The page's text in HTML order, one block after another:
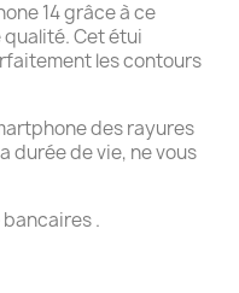
14 grâce à ce
Cet étui
les contours
des rayures
durée de vie, ne vous
.